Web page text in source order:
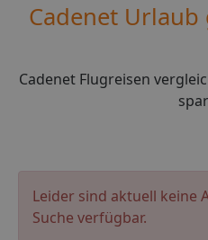
Cadenet
Cadenet Flugreisen
Leider sind aktuell keine
Suche verfügbar.